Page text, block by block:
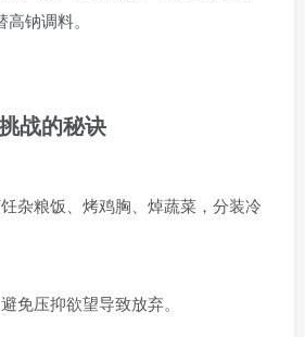
钠调料。
战的秘诀
杂粮饭、烤鸡胸、焯蔬菜，分装冷
免压抑欲望导致放弃。